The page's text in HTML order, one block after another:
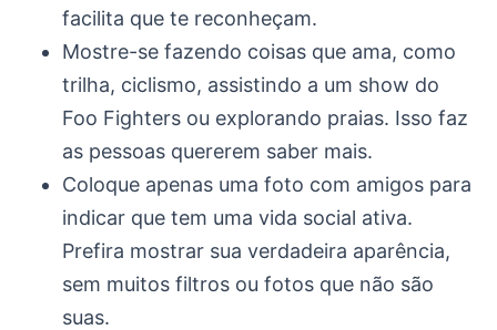
facilita que te reconheçam.
Mostre-se fazendo coisas que ama, como
trilha, ciclismo, assistindo a um show do
Foo Fighters ou explorando praias. Isso faz
as pessoas quererem saber mais.
Coloque apenas uma foto com amigos para
indicar que tem uma vida social ativa.
Prefira mostrar sua verdadeira aparência,
sem muitos filtros ou fotos que não são
suas.